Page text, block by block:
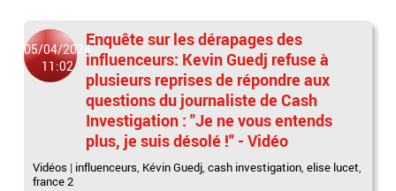
05/04/2024
11:02
Enquête sur les dérapages des
influenceurs: Kevin Guedj refuse à
plusieurs reprises de répondre aux
questions du journaliste de Cash
Investigation : "Je ne vous entends
plus, je suis désolé !" - Vidéo
Vidéos | influenceurs, Kévin Guedj,cash investigation,elise lucet,
france 2